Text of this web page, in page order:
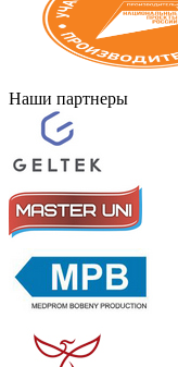
Наши партнеры